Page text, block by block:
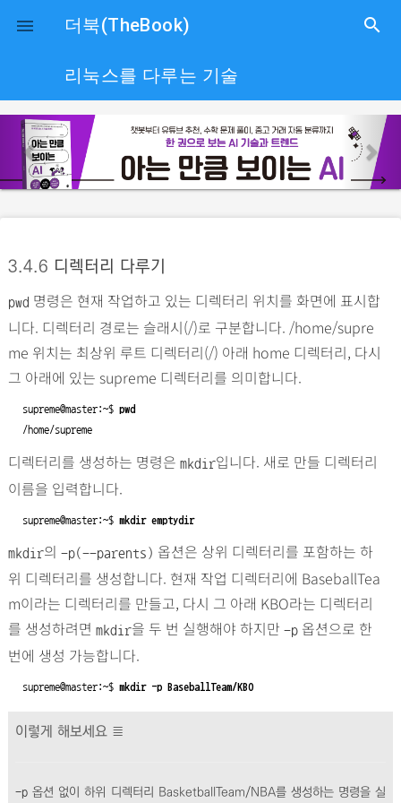
close
 더북(TheBook) search
리눅스를 다루는 기술
p
r
e
u
s
e
x
3.4.6 디렉터리 다루기
pwd 명령은 현재 작업하고 있는 디렉터리 위치를 화면에 표시합
니다. 디렉터리 경로는 슬래시(/)로 구분합니다. /home/supre
me 위치는 최상위 루트 디렉터리(/) 아래 home 디렉터리, 다시
그 아래에 있는 supreme 디렉터리를 의미합니다.
supreme@master:~$ pwd
/home/supreme
디렉터리를 생성하는 명령은 mkdir입니다. 새로 만들 디렉터리
이름을 입력합니다.
supreme@master:~$ mkdir emptydir
mkdir의 -p(--parents) 옵션은 상위 디렉터리를 포함하는 하
위 디렉터리를 생성합니다. 현재 작업 디렉터리에 BaseballTea
m이라는 디렉터리를 만들고, 다시 그 아래 KBO라는 디렉터리
를 생성하려면 mkdir을 두 번 실행해야 하지만 -p옵션으로 한
번에 생성 가능합니다.
supreme@master:~$ mkdir -p BaseballTeam/KBO
이렇게 해보세요 ≣
-p옵션 없이 하위 디렉터리 BasketballTeam/NBA를 생성하는 명령을 실